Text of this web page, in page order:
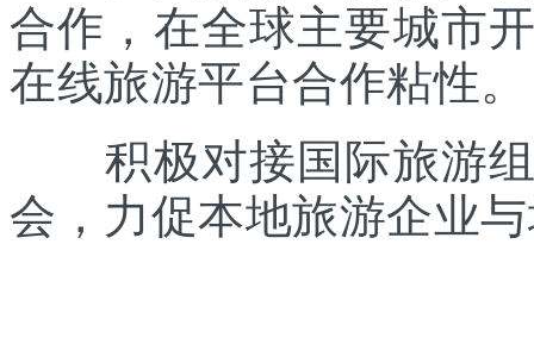
合作，在全球主要城市
在线旅游平台合作粘性。
积极对接国际旅游组
会，力促本地旅游企业